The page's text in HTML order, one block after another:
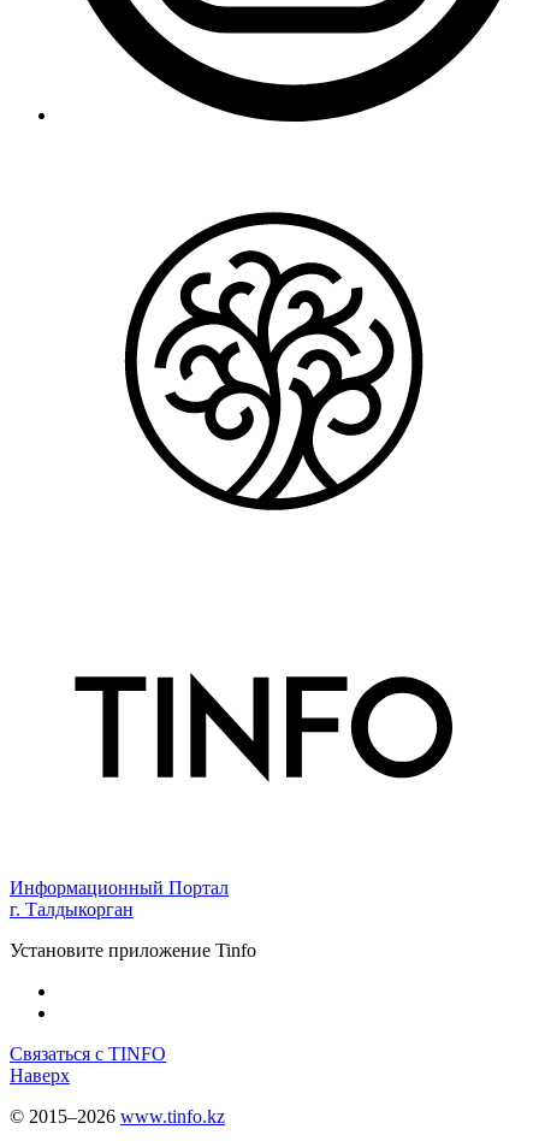
Информационный Портал
г. Талдыкорган
Установите приложение Tinfo
Связаться с TINFO
Наверх
© 2015–2026 www.tinfo.kz